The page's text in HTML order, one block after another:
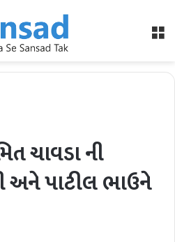
ચાવડા ની
અને પાટીલ ભાઉને